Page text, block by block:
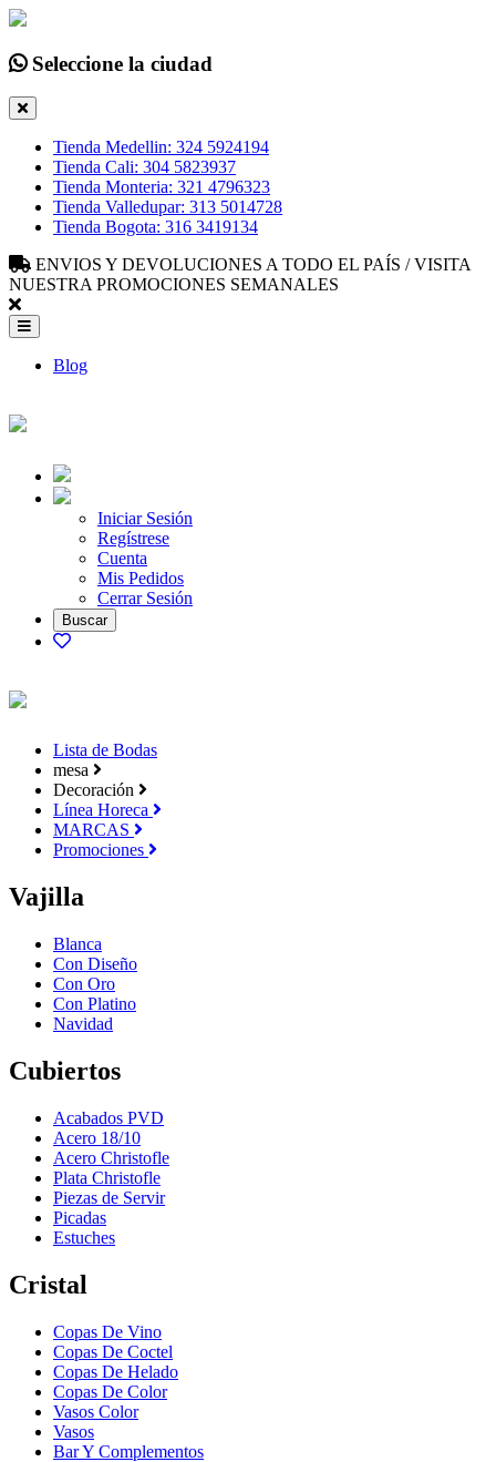
Seleccione la ciudad
Tienda Medellin: 324 5924194
Tienda Cali: 304 5823937
Tienda Monteria: 321 4796323
Tienda Valledupar: 313 5014728
Tienda Bogota: 316 3419134
ENVIOS Y DEVOLUCIONES A TODO EL PAÍS / VISITA
NUESTRA PROMOCIONES SEMANALES
Blog
Iniciar Sesión
Regístrese
Cuenta
Mis Pedidos
Cerrar Sesión
Lista de Bodas
mesa
Decoración
Línea Horeca
MARCAS
Promociones
Vajilla
Blanca
Con Diseño
Con Oro
Con Platino
Navidad
Cubiertos
Acabados PVD
Acero 18/10
Acero Christofle
Plata Christofle
Piezas de Servir
Picadas
Estuches
Cristal
Copas De Vino
Copas De Coctel
Copas De Helado
Copas De Color
Vasos Color
Vasos
Bar Y Complementos